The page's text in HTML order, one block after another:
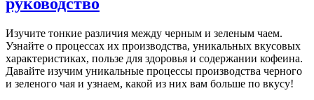
Изучите тонкие различия между черным и зеленым чаем.
Узнайте о процессах их производства, уникальных вкусовых
характеристиках, пользе для здоровья и содержании кофеина.
Давайте изучим уникальные процессы производства черного
и зеленого чая и узнаем, какой из них вам больше по вкусу!